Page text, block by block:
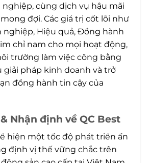
cùng dịch vụ hậu mãi
đợi. Các giá trị cốt lõi như
nghiệp, Hiệu quả, Đồng hành
chỉ nam cho mọi hoạt động,
trường làm việc công bằng
giải pháp kinh doanh và trở
đồng hành tin cậy của
Nhận định về QC Best
hiện một tốc độ phát triển ấn
định vị thế vững chắc trên